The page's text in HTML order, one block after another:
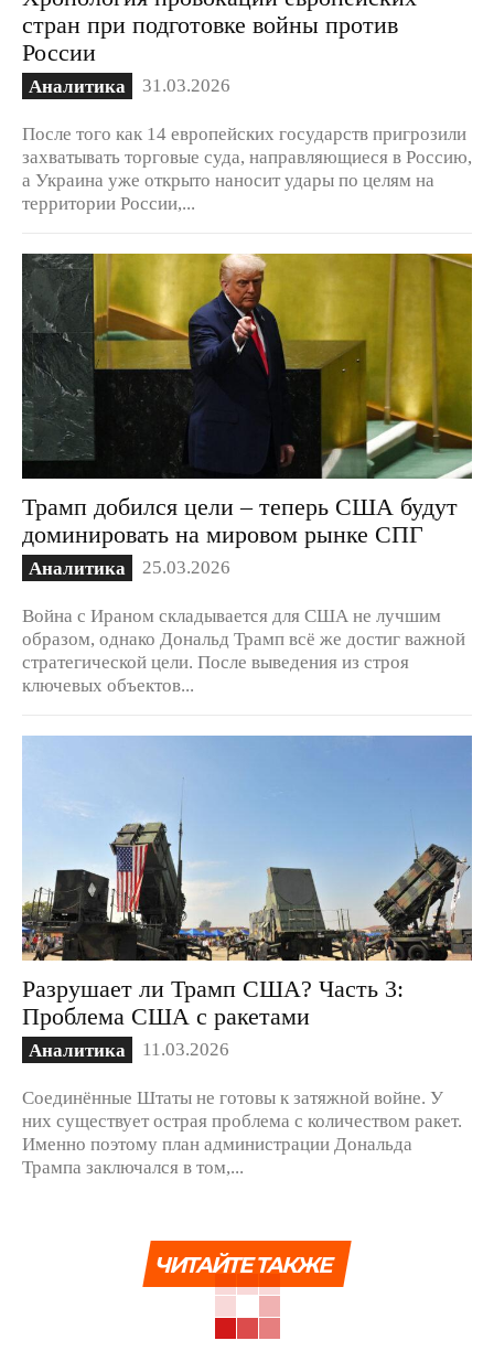
стран при подготовке войны против
России
Аналитика 31.03.2026
После того как 14 европейских государств пригрозили
захватывать торговые суда, направляющиеся в Россию,
а Украина уже открыто наносит удары по целям на
территории России,...
Трамп добился цели – теперь США будут
доминировать на мировом рынке СПГ
Аналитика 25.03.2026
Война с Ираном складывается для США не лучшим
образом, однако Дональд Трамп всё же достиг важной
стратегической цели. После выведения из строя
ключевых объектов...
Разрушает ли Трамп США? Часть 3:
Проблема США с ракетами
Аналитика 11.03.2026
Соединённые Штаты не готовы к затяжной войне. У
них существует острая проблема с количеством ракет.
Именно поэтому план администрации Дональда
Трампа заключался в том,...
ЧИТАЙТЕ ТАКЖЕ